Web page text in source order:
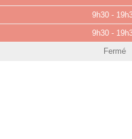
9h30 -
9h30 -
Fermé